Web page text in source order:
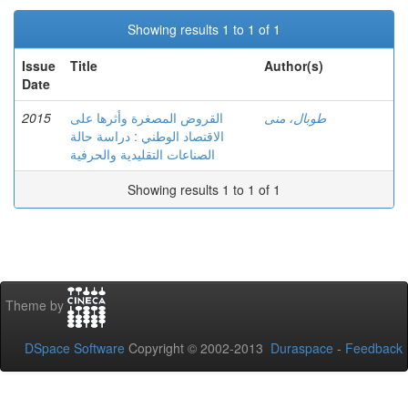
Showing results 1 to 1 of 1
Issue
Date
Title Author(s)
2015
القروض المصغرة وأثرها على
الاقتصاد الوطني : دراسة حالة
الصناعات التقليدية والحرفية
طوبال، منى
Showing results 1 to 1 of 1
Theme by
DSpace Software Copyright © 2002-2013 Duraspace - Feedback